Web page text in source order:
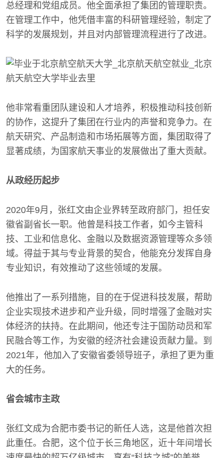
总经理和党组成员。他全面承担了集团的管理职责。
在管理工作中，他凭借丰富的科研管理经验，制定了
科学的发展规划，并且对内部管理流程进行了改进。
他非常看重团队建设和人才培养，积极推动科技创新
的协作，这提升了集团在行业内的声誉和竞争力。在
航天研究、产品制造和市场拓展等方面，集团取得了
显著成绩，为国家航天事业的发展做出了重大贡献。
从政经历起步
2020年9月，张红文由企业界转至政府部门，担任安
徽省副省长一职。他曾是科技工作者，如今主管科
技、工业和信息化、金融以及数据资源管理等众多领
域。得益于其与专业背景的契合，他能充分发挥自身
专业知识，有效推动了这些领域的发展。
他推出了一系列措施，目的在于促进科技发展，帮助
企业实现技术进步和产业升级，同时增强了金融对实
体经济的扶持。在此期间，他还专注于国防动员和军
民融合等工作，为安徽的经济社会建设贡献力量。到
2021年，他加入了安徽省委领导班子，承担了更为重
大的任务。
省会城市主政
张红文成为合肥市委书记的新任人选，这是他首次担
此重任。合肥，这个位于长三角地区，近十年间增长